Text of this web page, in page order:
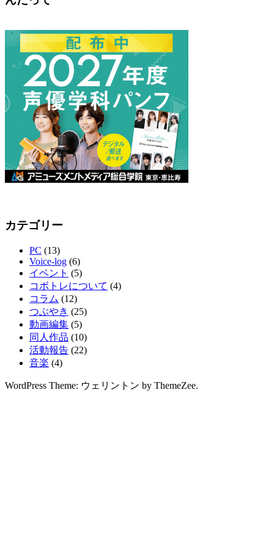
カテゴリー
PC (13)
Voice-log (6)
イベント (5)
コボトレについて (4)
コラム (12)
つぶやき (25)
動画編集 (5)
同人作品 (10)
活動報告 (22)
音楽 (4)
WordPress Theme: ウェリントン by ThemeZee.